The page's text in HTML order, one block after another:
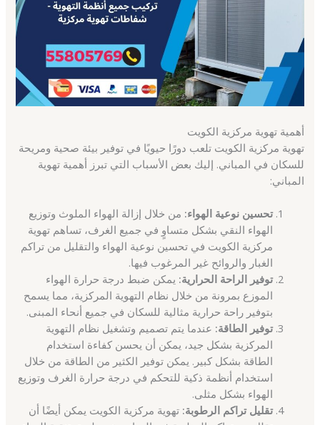
أهمية تهوية مركزية الكويت
تهوية مركزية الكويت تلعب دورًا حيويًا في توفير بيئة صحية ومريحة
للسكان في المباني. إليك بعض الأسباب التي تبرز أهمية تهوية
المباني:
تحسين نوعية الهواء: من خلال إزالة الهواء الملوث وتوزيع
الهواء النقي بشكل متساوٍ في جميع الغرف، تساهم تهوية
مركزية الكويت في تحسين نوعية الهواء والتقليل من تراكم
الغبار والروائح غير المرغوب فيها.
توفير الراحة الحرارية: يمكن ضبط درجة حرارة الهواء
الموزع بمرونة من خلال نظام التهوية المركزية، مما يسمح
بتوفير راحة حرارية مثالية للسكان في جميع أنحاء المبنى.
توفير الطاقة: عندما يتم تصميم وتشغيل نظام التهوية
المركزية بشكل جيد، يمكن أن يحسن كفاءة استخدام
الطاقة بشكل كبير. يمكن توفير الكثير من الطاقة من خلال
استخدام أنظمة ذكية للتحكم في درجة حرارة الغرف وتوزيع
الهواء بشكل مثلى.
تقليل تراكم الرطوبة: تهوية مركزية الكويت يمكن أيضًا أن